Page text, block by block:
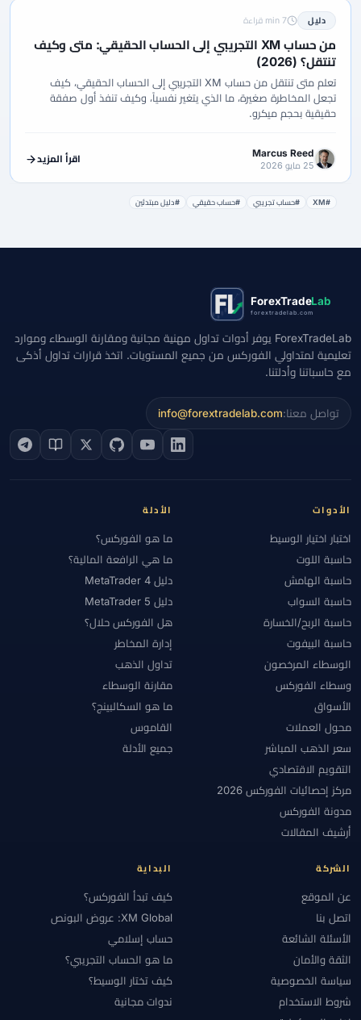
دليل 7 min قراءة
من حساب XM التجريبي إلى الحساب الحقيقي: متى وكيف
تنتقل؟ (2026)
تعلم متى تنتقل من حساب XM التجريبي إلى الحساب الحقيقي، كيف
تجعل المخاطرة صغيرة، ما الذي يتغير نفسياً، وكيف تنفذ أول صفقة
حقيقية بحجم ميكرو.
Marcus Reed
25 مايو 2026
اقرأ المزيد
#XM #حساب تجريبي #حساب حقيقي #دليل مبتدئين
ForexTradeLab
forextradelab.com
ForexTradeLab يوفر أدوات تداول مهنية مجانية ومقارنة الوسطاء وموارد
تعليمية لمتداولي الفوركس من جميع المستويات. اتخذ قرارات تداول أذكى
مع حاسباتنا وأدلتنا.
تواصل معنا:info@forextradelab.com
الأدوات
اختبار اختيار الوسيط
حاسبة اللوت
حاسبة الهامش
حاسبة السواب
حاسبة الربح/الخسارة
حاسبة البيفوت
الوسطاء المرخصون
وسطاء الفوركس
الأسواق
محول العملات
سعر الذهب المباشر
التقويم الاقتصادي
مركز إحصائيات الفوركس 2026
مدونة الفوركس
أرشيف المقالات
الأدلة
ما هو الفوركس؟
ما هي الرافعة المالية؟
دليل MetaTrader 4
دليل MetaTrader 5
هل الفوركس حلال؟
إدارة المخاطر
تداول الذهب
مقارنة الوسطاء
ما هو السكالبينج؟
القاموس
جميع الأدلة
الشركة
عن الموقع
اتصل بنا
الأسئلة الشائعة
الثقة والأمان
سياسة الخصوصية
شروط الاستخدام
البداية
كيف تبدأ الفوركس؟
XM Global: عروض البونص
حساب إسلامي
ما هو الحساب التجريبي؟
كيف تختار الوسيط؟
ندوات مجانية